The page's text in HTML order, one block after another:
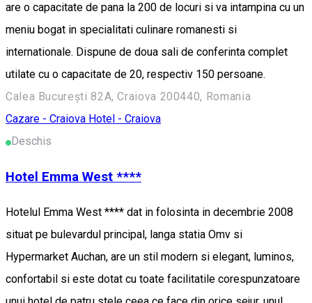
are o capacitate de pana la 200 de locuri si va intampina cu un
meniu bogat in specialitati culinare romanesti si
internationale. Dispune de doua sali de conferinta complet
utilate cu o capacitate de 20, respectiv 150 persoane.
Calea București 82A, Craiova 200440, Romania
Cazare - Craiova Hotel - Craiova
Deschis
Hotel Emma West ****
Hotelul Emma West **** dat in folosinta in decembrie 2008
situat pe bulevardul principal, langa statia Omv si
Hypermarket Auchan, are un stil modern si elegant, luminos,
confortabil si este dotat cu toate facilitatile corespunzatoare